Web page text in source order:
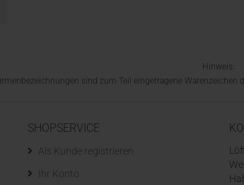
Hinweis:
sind zum Teil eingetragene
SHOPSERVICE
Als Kunde registrieren
Ihr Konto